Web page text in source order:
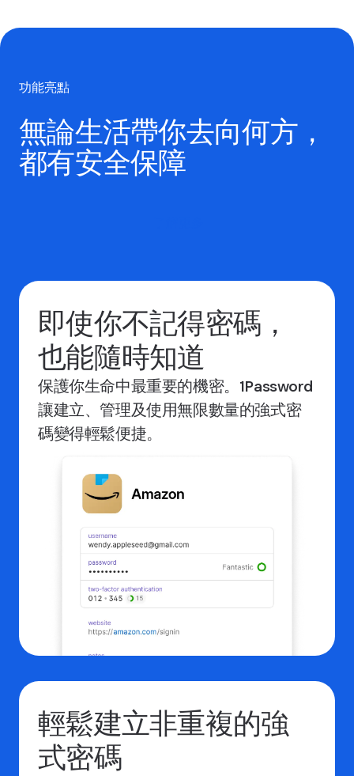
功能亮點
無論生活帶你去向何方，
都有安全保障
即使你不記得密碼，
也能隨時知道
保護你生命中最重要的機密。1Password
讓建立、管理及使用無限數量的強式密
碼變得輕鬆便捷。
輕鬆建立非重複的強
式密碼